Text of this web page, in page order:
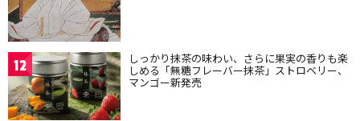
12 しっかり抹茶の味わい、さらに果実の香りも楽
しめる「無糖フレーバー抹茶」ストロベリー、
マンゴー新発売